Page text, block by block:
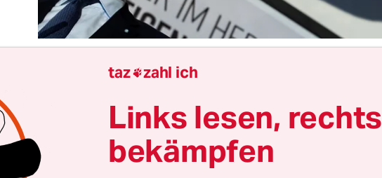
ein Markus Söder genießt das Recht auf Läuterung. Beim
–
„Rettet die Bienen!“ – hat er voller Ehrgeiz dazu
altgediente Umweltaktivisten zu überholen. Jetzt
Kohleausstieg im Bund vom Jahr 2038 auf 2030
taz zahl ich
Links lesen, rechts
bekämpfen